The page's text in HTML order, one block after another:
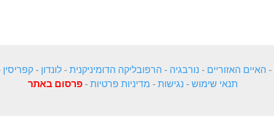
- האיים האזוריים - נורבגיה - הרפובליקה הדומיניקנית -לונדון -קפריסין
תנאי שימוש - נגישות - מדיניות פרטיות - פרסום באתר